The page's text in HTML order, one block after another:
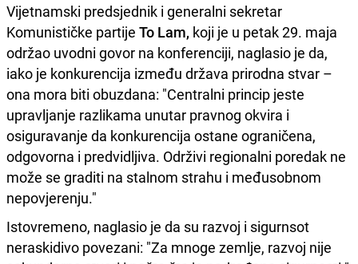
Vijetnamski predsjednik i generalni sekretar
Komunističke partije To Lam, koji je u petak 29. maja
održao uvodni govor na konferenciji, naglasio je da,
iako je konkurencija između država prirodna stvar –
ona mora biti obuzdana: "Centralni princip jeste
upravljanje razlikama unutar pravnog okvira i
osiguravanje da konkurencija ostane ograničena,
odgovorna i predvidljiva. Održivi regionalni poredak ne
može se graditi na stalnom strahu i međusobnom
nepovjerenju."
Istovremeno, naglasio je da su razvoj i sigurnsot
neraskidivo povezani: "Za mnoge zemlje, razvoj nije